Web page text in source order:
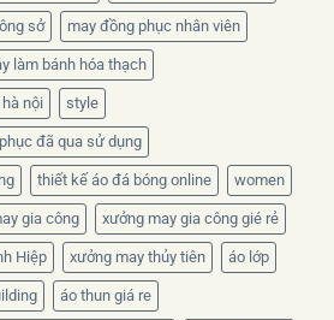
sở may đồng phục nhân viên
làm bánh hóa thạch
nội style
đã qua sử dụng
thiết kế áo đá bóng online women
gia công xưởng may gia công gié rẻ
Hiệp xưởng may thủy tiên áo lớp
áo thun giá re